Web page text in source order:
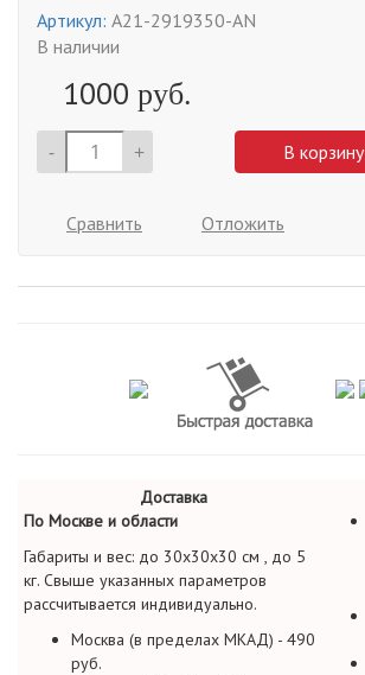
Артикул: A21-2919350-AN
В наличии
1000 руб.
- + В корзину
Сравнить Отложить
Доставка
По Москве и области
Габариты и вес: до 30х30х30 см , до 5
кг. Свыше указанных параметров
рассчитывается индивидуально.
Москва (в пределах МКАД) - 490
руб.